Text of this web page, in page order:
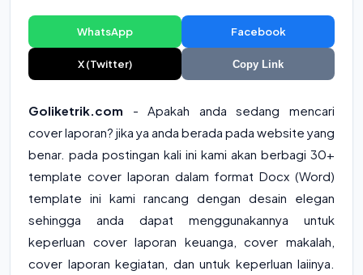
WhatsApp Facebook
X (Twitter) Copy Link
Goliketrik.com - Apakah anda sedang mencari
cover laporan? jika ya anda berada pada website yang
benar. pada postingan kali ini kami akan berbagi 30+
template cover laporan dalam format Docx (Word)
template ini kami rancang dengan desain elegan
sehingga anda dapat menggunakannya untuk
keperluan cover laporan keuanga, cover makalah,
cover laporan kegiatan, dan untuk keperluan laiinya.